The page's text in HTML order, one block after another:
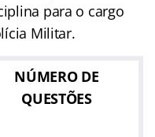
para o cargo
Militar.
NÚMERO DE
QUESTÕES